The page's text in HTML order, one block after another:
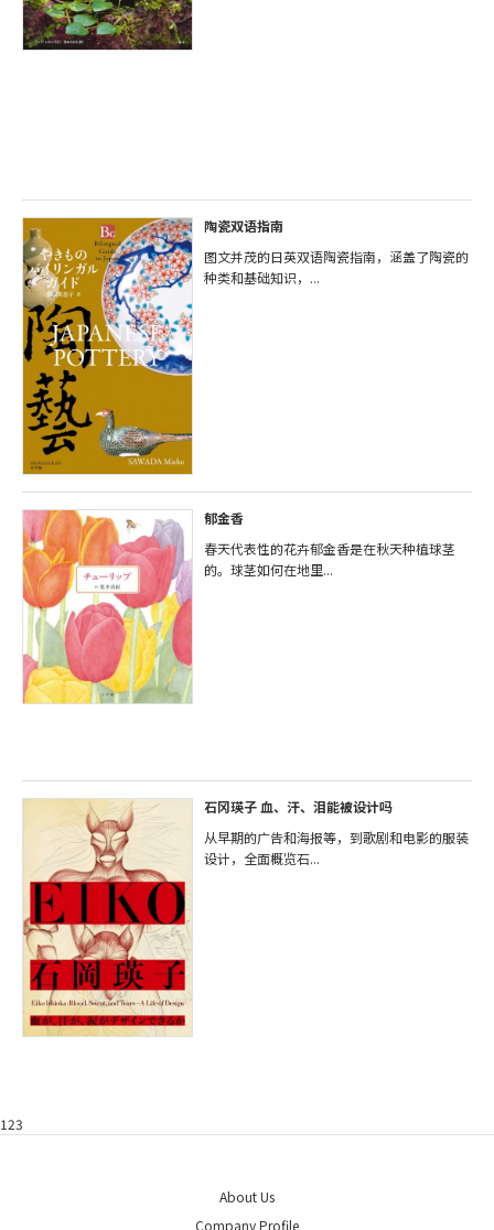
陶瓷双语指南
图文并茂的日英双语陶瓷指南，涵盖了陶瓷的
种类和基础知识，...
郁金香
春天代表性的花卉郁金香是在秋天种植球茎
的。球茎如何在地里...
石冈瑛子 血、汗、泪能被设计吗
从早期的广告和海报等，到歌剧和电影的服装
设计，全面概览石...
123
About Us
Company Profile